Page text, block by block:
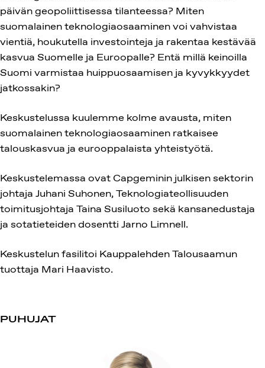
päivän geopoliittisessa tilanteessa? Miten
suomalainen teknologiaosaaminen voi vahvistaa
vientiä, houkutella investointeja ja rakentaa kestävää
kasvua Suomelle ja Euroopalle? Entä millä keinoilla
Suomi varmistaa huippuosaamisen ja kyvykkyydet
jatkossakin?
Keskustelussa kuulemme kolme avausta, miten
suomalainen teknologiaosaaminen ratkaisee
talouskasvua ja eurooppalaista yhteistyötä.
Keskustelemassa ovat Capgeminin julkisen sektorin
johtaja Juhani Suhonen, Teknologiateollisuuden
toimitusjohtaja Taina Susiluoto sekä kansanedustaja
ja sotatieteiden dosentti Jarno Limnell.
Keskustelun fasilitoi Kauppalehden Talousaamun
tuottaja Mari Haavisto.
PUHUJAT